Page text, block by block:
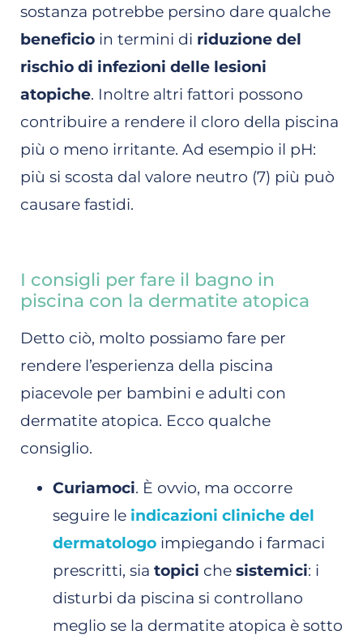
sostanza potrebbe persino dare qualche
beneficio in termini di riduzione del
rischio di infezioni delle lesioni
atopiche. Inoltre altri fattori possono
contribuire a rendere il cloro della piscina
più o meno irritante. Ad esempio il pH:
più si scosta dal valore neutro (7) più può
causare fastidi.
I consigli per fare il bagno in
piscina con la dermatite atopica
Detto ciò, molto possiamo fare per
rendere l’esperienza della piscina
piacevole per bambini e adulti con
dermatite atopica. Ecco qualche
consiglio.
Curiamoci. È ovvio, ma occorre
seguire le indicazioni cliniche del
dermatologo impiegando i farmaci
prescritti, sia topici che sistemici: i
disturbi da piscina si controllano
meglio se la dermatite atopica è sotto